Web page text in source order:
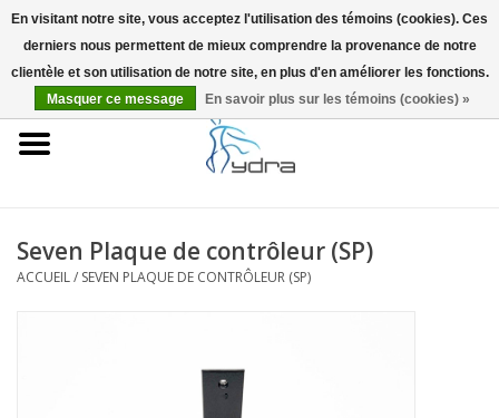
EUR
Accueil
Seven Plaque de contrôleur (SP)
ACCUEIL/ SEVEN PLAQUE DE CONTRÔLEUR (SP)
En visitant notre site, vous acceptez l'utilisation des témoins (cookies). Ces
derniers nous permettent de mieux comprendre la provenance de notre
clientèle et son utilisation de notre site, en plus d'en améliorer les fonctions.
Masquer ce message
En savoir plus sur les témoins (cookies) »